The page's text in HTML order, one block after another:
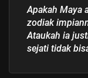
Apakah Maya
zodiak
Ataukah ia
sejati tidak